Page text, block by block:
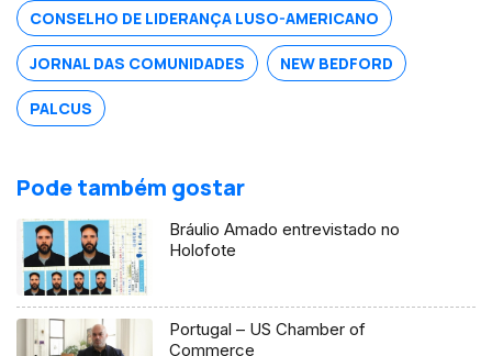
CONSELHO DE LIDERANÇA LUSO-AMERICANO
JORNAL DAS COMUNIDADES NEW BEDFORD
PALCUS
Pode também gostar
Bráulio Amado entrevistado no
Holofote
Portugal – US Chamber of
Commerce